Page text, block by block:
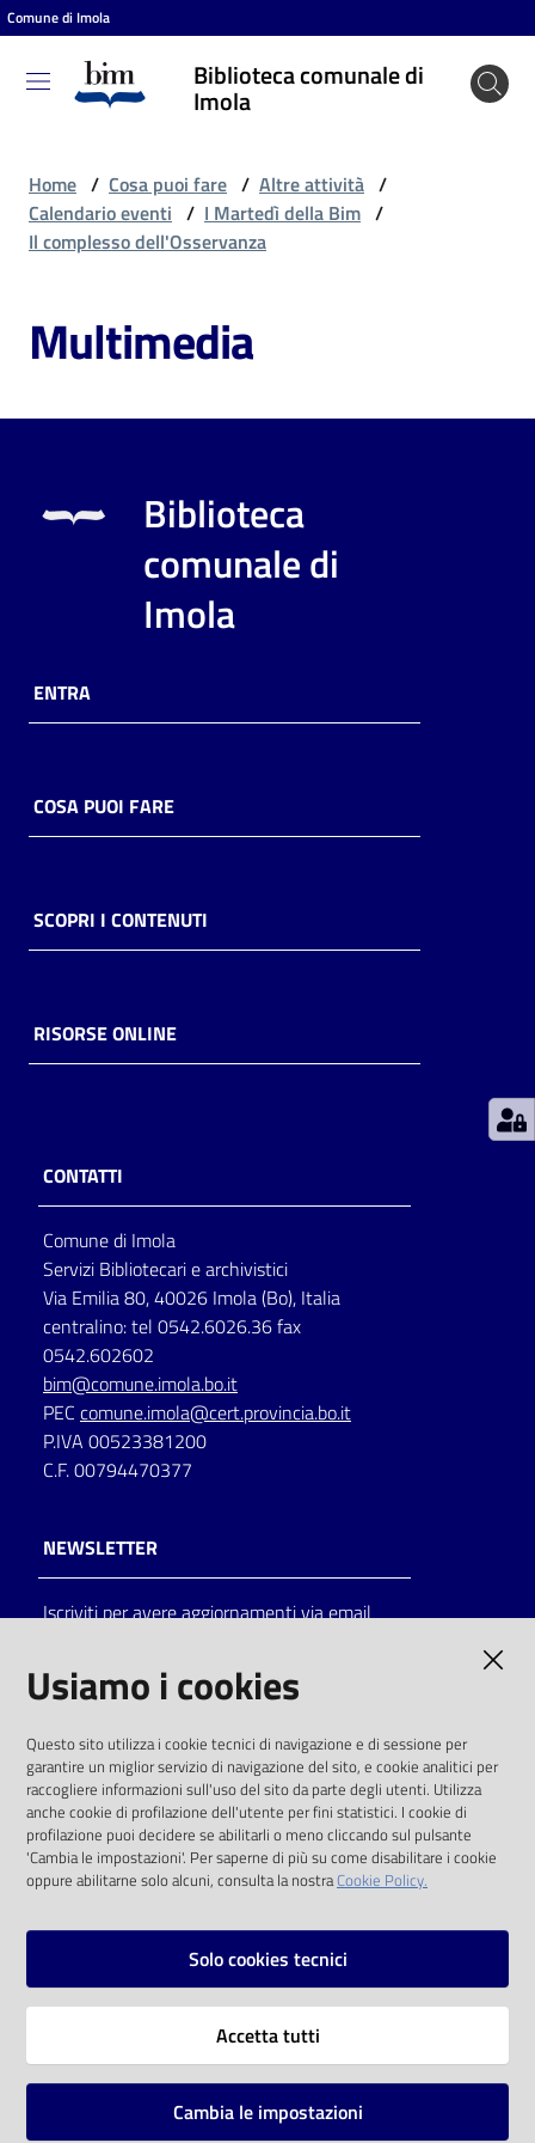
Vai al contenuto
Vai alla navigazione
Vai al footer
Comune di Imola
Biblioteca comunale di
Imola
Biblioteca
comunale
Cosa
fare
Scopri
online
Piani
Decentrate
Seguici
su
on line
Eventi
Chiedi al
bibliotecario
Avvisi
Home / Cosa puoi fare / Altre attività /
Calendario eventi / I Martedì della Bim /
Il complesso dell'Osservanza
Multimedia
Biblioteca
comunale di
Imola
ENTRA
COSA PUOI FARE
SCOPRI I CONTENUTI
RISORSE ONLINE
CONTATTI
Comune di Imola
Servizi Bibliotecari e archivistici
Via Emilia 80, 40026 Imola (Bo), Italia
centralino: tel 0542.6026.36 fax
0542.602602
bim@comune.imola.bo.it
PEC comune.imola@cert.provincia.bo.it
P.IVA 00523381200
C.F. 00794470377
NEWSLETTER
Iscriviti per avere aggiornamenti via email
solo alle condizioni previste dalla direttiva
comunitaria 2003/98/CE e dal d.lgs. 36/2006
SOCIAL
Instagram
Vai alla pagina
Usiamo i cookies
Questo sito utilizza i cookie tecnici di navigazione e di sessione per
garantire un miglior servizio di navigazione del sito, e cookie analitici per
raccogliere informazioni sull'uso del sito da parte degli utenti. Utilizza
anche cookie di profilazione dell'utente per fini statistici. I cookie di
profilazione puoi decidere se abilitarli o meno cliccando sul pulsante
'Cambia le impostazioni'. Per saperne di più su come disabilitare i cookie
oppure abilitarne solo alcuni, consulta la nostraCookie Policy.
Solo cookies tecnici
Accetta tutti
Cambia le impostazioni